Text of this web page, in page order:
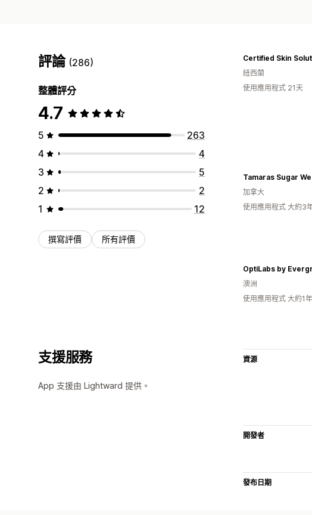
評論 (286)
整體評分
4.7
5
263
4
4
3
5
2
2
1
12
撰寫評價 所有評價
紐西蘭
使用應用程式 21天
加拿大
使用應用程式 大約3
澳洲
使用應用程式 大約1年
支援服務
App 支援由 Lightward 提供。
資源
開發者
發布日期